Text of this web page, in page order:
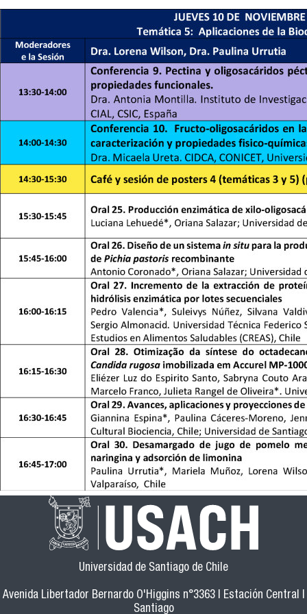
Universidad de Santiago de Chile
Avenida Libertador Bernardo O'Higgins n°3363 | Estación Central |
Santiago